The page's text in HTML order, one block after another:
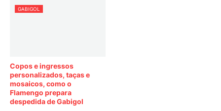
GABIGOL
Copos e ingressos
personalizados, taças e
mosaicos, como o
Flamengo prepara
despedida de Gabigol